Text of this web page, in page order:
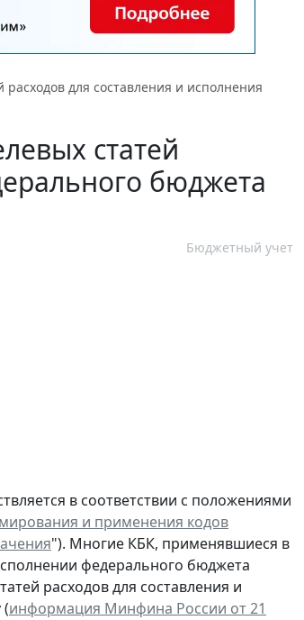
для составления и исполнения
статей
бюджета
Бюджетный учет
в соответствии с положениями
и применения кодов
"). Многие КБК, применявшиеся в
федерального бюджета
расходов для составления и
информация Минфина России от 21